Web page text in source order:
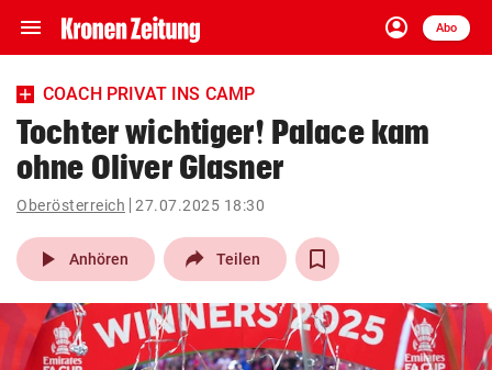
menu Navigation
ein-/ausklappen
account_circle
Anmelden
Abo
close Schließen
account_circle Anmelden
pin_drop
Wien arrow_right
bookmark
COACH PRIVAT INS CAMP
Tochter wichtiger! Palace kam
ohne Oliver Glasner
Oberösterreich 27.07.2025 18:30
play_arrow Anhören Teilen